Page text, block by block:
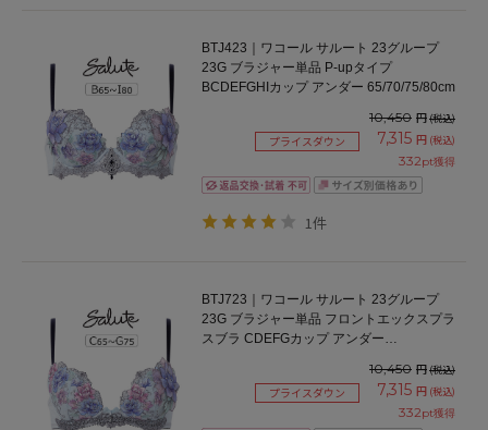
BTJ423｜ワコール サルート 23グループ
23G ブラジャー単品 P-upタイプ
BCDEFGHIカップ アンダー 65/70/75/80cm
10,450 円(税込)
プライスダウン 7,315 円 (税込)
332pt獲得
1件
BTJ723｜ワコール サルート 23グループ
23G ブラジャー単品 フロントエックスプラ
スブラ CDEFGカップ アンダー
10,450 円(税込)
プライスダウン 7,315 円 (税込)
332pt獲得